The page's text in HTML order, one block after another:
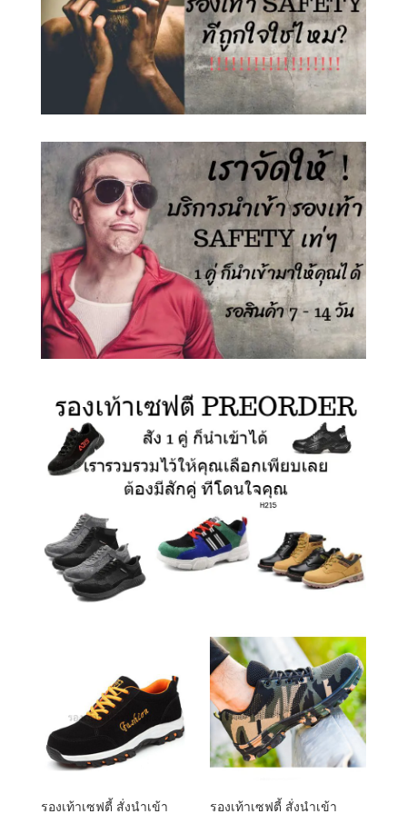
รองเท้าเซฟตี้ สั่งนำเข้า
รองเท้าเซฟตี้ สั่งนำเข้า
F137